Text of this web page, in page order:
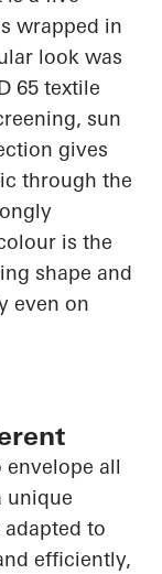
wrapped in
look was
65 textile
sun
gives
through the
is the
shape and
even on
envelope all
unique
to
efficiently,